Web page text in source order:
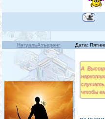
НагуальАзъеранг Дата:
А
чтобы